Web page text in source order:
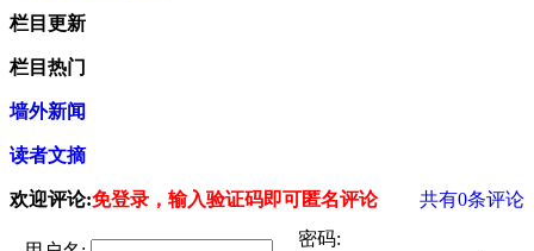
栏目更新
栏目热门
墙外新闻
读者文摘
欢迎评论:免登录，输入验证码即可匿名评论 共有0条评论
密码: